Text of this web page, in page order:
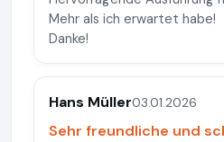
Mehr als ich erwartet habe!
Danke!
Hans Müller03.01.2026
Sehr freundliche und